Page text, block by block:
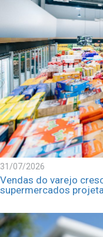
31/07/2026
Vendas do varejo
supermercados